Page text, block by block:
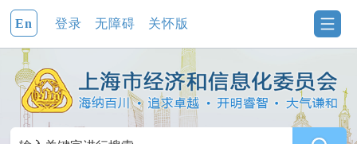
En 登录 无障碍 关怀版